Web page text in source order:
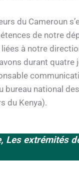
du Cameroun
de notre
à notre
durant quatre
bureau national
du Kenya).
Les extrémités